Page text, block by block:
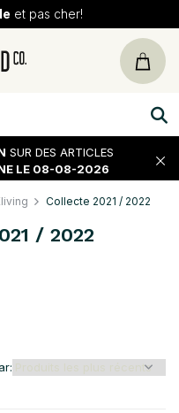
et pas cher!
SUR DES ARTICLES
LE 08-08-2026
Collecte 2021 / 2022
/ 2022